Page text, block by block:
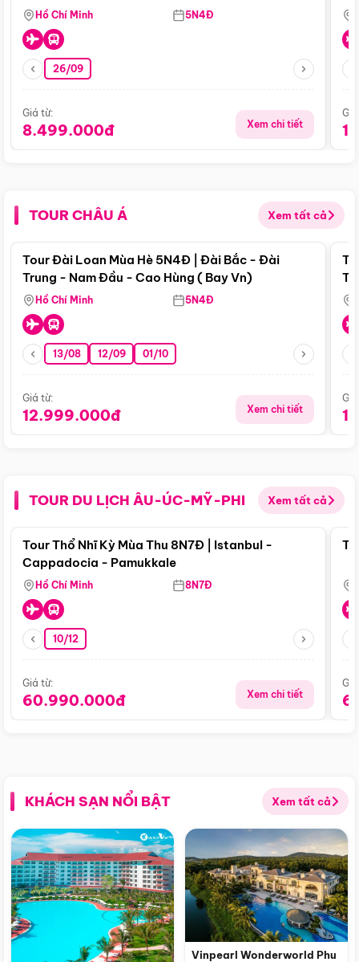
Hồ Chí Minh 5N4Đ
26/09
Giá từ:
8.499.000đ Xem chi tiết
TOUR CHÂU Á Xem tất cả
Điểm nổi bật
Tour Đài Loan Mùa Hè 5N4Đ | Đài Bắc - Đài
Trung - Nam Đầu - Cao Hùng ( Bay Vn)
Hồ Chí Minh 5N4Đ
13/08 12/09 01/10
Giá từ:
12.999.000đ Xem chi tiết
TOUR DU LỊCH ÂU-ÚC-MỸ-PHI Xem tất cả
Điểm nổi bật
Tour Thổ Nhĩ Kỳ Mùa Thu 8N7Đ | Istanbul -
Cappadocia - Pamukkale
Hồ Chí Minh 8N7Đ
10/12
Giá từ:
60.990.000đ Xem chi tiết
KHÁCH SẠN NỔI BẬT Xem tất cả
Vinpearl Wonderworld Phu